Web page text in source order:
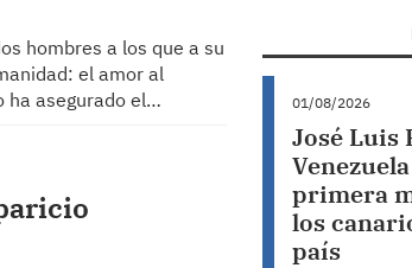
hombres a los que a su
el amor al
ha asegurado el…
01/08/2026
José Luis
primera
los
país